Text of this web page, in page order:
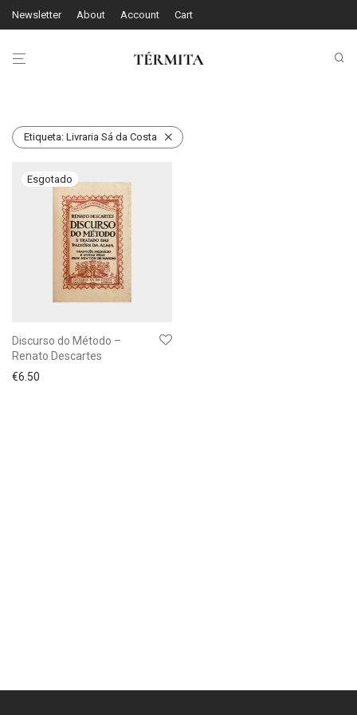
Newsletter About Account Cart
Etiqueta: Livraria Sá da Costa
Discurso do Método –
Renato Descartes
€6.50